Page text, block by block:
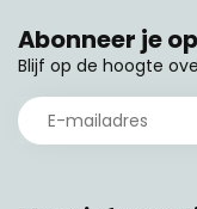
Abonneer je
Blijf op de hoogte